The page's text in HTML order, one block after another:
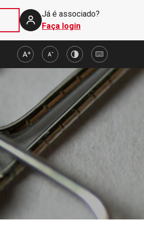
Já é associado?
Faça login